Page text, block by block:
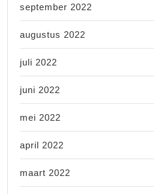
september 2022
augustus 2022
juli 2022
juni 2022
mei 2022
april 2022
maart 2022